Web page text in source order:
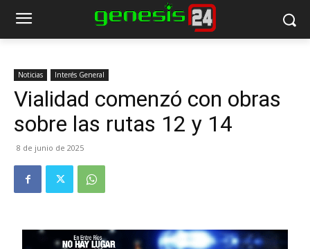
Noticias Interés General
Vialidad comenzó con obras
sobre las rutas 12 y 14
8 de junio de 2025